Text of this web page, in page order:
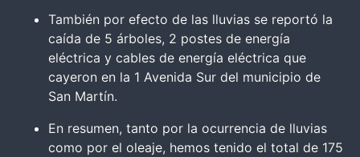
También por efecto de las lluvias se reportó la
caída de 5 árboles, 2 postes de energía
eléctrica y cables de energía eléctrica que
cayeron en la 1 Avenida Sur del municipio de
San Martín.
En resumen, tanto por la ocurrencia de lluvias
como por el oleaje, hemos tenido el total de 175